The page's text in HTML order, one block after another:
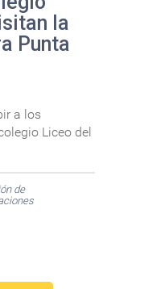
la
Punta
a los
Liceo del
de